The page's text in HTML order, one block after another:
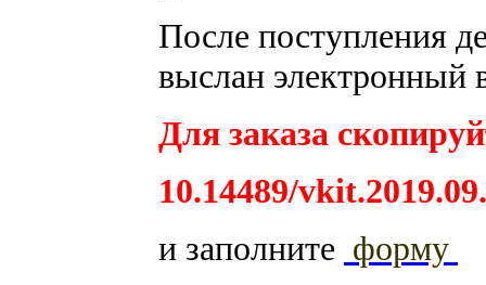
После поступления
выслан электронный
Для заказа
10.14489/
и заполните форму